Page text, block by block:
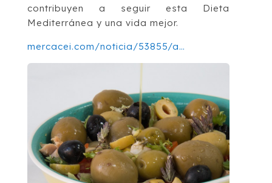
contribuyen a seguir esta Dieta
Mediterránea y una vida mejor.
mercacei.com/noticia/53855/a…